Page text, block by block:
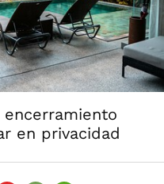
en privacidad